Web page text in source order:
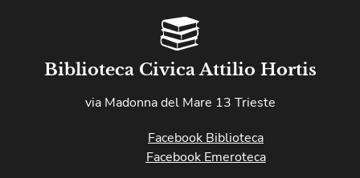
Biblioteca Civica Attilio Hortis
via Madonna del Mare 13 Trieste
Facebook Biblioteca
Facebook Emeroteca